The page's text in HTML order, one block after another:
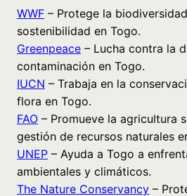
WWF – Protege la
sostenibilidad en Togo.
Greenpeace – Lucha contra la
contaminación en Togo.
IUCN – Trabaja en la
flora en Togo.
FAO – Promueve la agricultura
gestión de recursos naturales
UNEP – Ayuda a Togo a
ambientales y climáticos.
The Nature Conservancy –